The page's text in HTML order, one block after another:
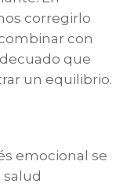
corregirlo
con
que
un equilibrio.
emocional se
salud